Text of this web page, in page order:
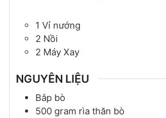
1 Vỉ nướng
2 Nồi
2 Máy Xay
NGUYÊN LIỆU
Bắp bò
500 gram rìa thăn bò